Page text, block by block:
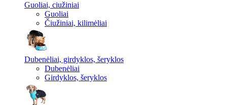
Guoliai, ciužiniai
Guoliai
Čiužiniai, kilimėliai
Dubenėliai, girdyklos, šeryklos
Dubenėliai
Girdyklos, šeryklos